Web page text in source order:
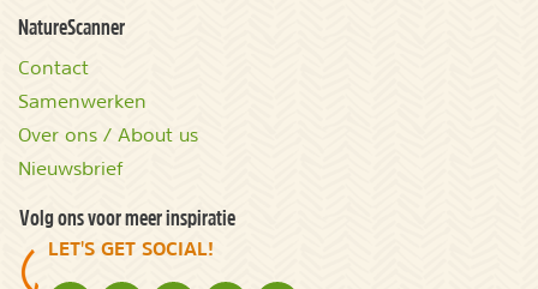
NatureScanner
Contact
Samenwerken
Over ons / About us
Nieuwsbrief
Volg ons voor meer inspiratie
LET'S GET SOCIAL!